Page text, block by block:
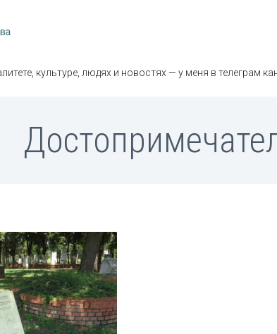
культуре, людях и новостях — у меня в телеграм